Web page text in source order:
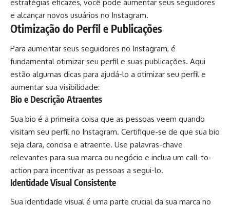
estratégias eficazes, você pode aumentar seus seguidores
e alcançar novos usuários no Instagram.
Otimização do Perfil e Publicações
Para aumentar seus seguidores no Instagram, é
fundamental otimizar seu perfil e suas publicações. Aqui
estão algumas dicas para ajudá-lo a otimizar seu perfil e
aumentar sua visibilidade:
Bio e Descrição Atraentes
Sua bio é a primeira coisa que as pessoas veem quando
visitam seu perfil no Instagram. Certifique-se de que sua bio
seja clara, concisa e atraente. Use palavras-chave
relevantes para sua marca ou negócio e inclua um call-to-
action para incentivar as pessoas a segui-lo.
Identidade Visual Consistente
Sua identidade visual é uma parte crucial da sua marca no